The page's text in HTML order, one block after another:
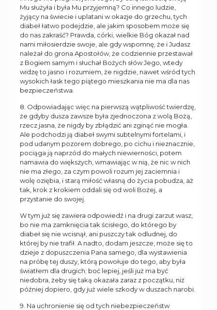
Mu służyła i była Mu przyjemną? Co innego ludzie,
żyjący na świecie i uplatani w okazje do grzechu, tych
diabeł łatwo podejdzie, ale jakim sposobem może się
do nas zakraść? Prawda, córki, wielkie Bóg okazał nad
nami miłosierdzie swoje, ale gdy wspomnę, że i Judasz
należał do grona Apostołów, że codziennie przestawał
z Bogiem samym i słuchał Bożych słów Jego, wtedy
widzę to jasno i rozumiem, że nigdzie, nawet wśród tych
wysokich łask tego piątego mieszkania nie ma dla nas
bezpieczeństwa.
8. Odpowiadając więc na pierwszą wątpliwość twierdzę,
że gdyby dusza zawsze była zjednoczona z wolą Bożą,
rzecz jasna, że nigdy by zbłądzić ani zginąć nie mogła.
Ale podchodzi ją diabeł swymi subtelnymi fortelami, i
pod udanym pozorem dobrego, po cichu i nieznacznie,
pociąga ją naprzód do małych niewierności, potem
namawia do większych, wmawiając w nią, że nic w nich
nie ma złego, za czym powoli rozum jej zaciemnia i
wolę oziębia, i starą miłość własną do życia pobudza, aż
tak, krok z krokiem oddali się od woli Bożej, a
przystanie do swojej.
W tym już się zawiera odpowiedź i na drugi zarzut wasz,
bo nie ma zamknięcia tak ścisłego, do którego by
diabeł się nie wcisnął, ani puszczy tak odludnej, do
której by nie trafił. A nadto, dodam jeszcze, może się to
dzieje z dopuszczenia Pana samego, dla wystawienia
na próbę tej duszy, którą powołuje do tego, aby była
światłem dla drugich; boć lepiej, jeśli już ma być
niedobra, żeby się taką okazała zaraz z początku, niż
później dopiero, gdy już wiele szkody w duszach narobi.
9. Na uchronienie się od tych niebezpieczeństw